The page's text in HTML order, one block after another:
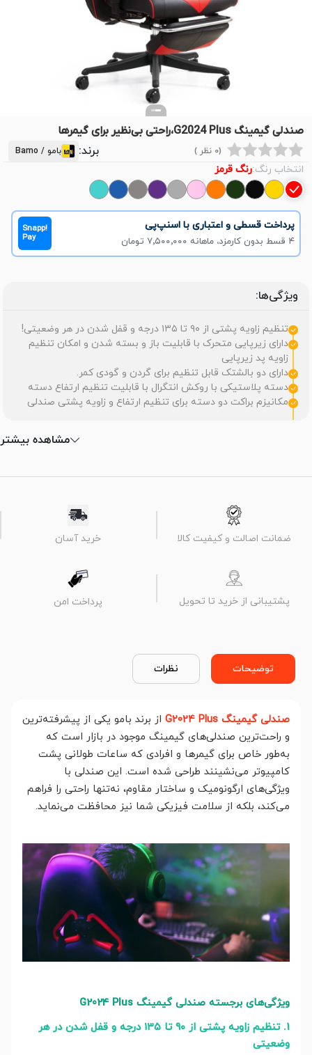
صندلی گیمینگ G2024 Plus،راحتی بی‌نظیر برای گیمرها
(0 نظر ) برند: بامو / Bamo
انتخاب رنگ:رنگ قرمز
پرداخت قسطی و اعتباری با اسنپ‌پی
۴ قسط بدون کارمزد، ماهانه ۷٬۵۰۰٬۰۰۰ تومان
Snapp!
Pay
ویژگی‌ها:
تنظیم زاویه پشتی از ۹۰ تا ۱۳۵ درجه و قفل شدن در هر وضعیتی!
دارای زیرپایی متحرک با قابلیت باز و بسته شدن و امکان تنظیم
زاویه پد زیرپایی
دارای دو بالشتک قابل تنظیم برای گردن و گودی کمر.
دسته پلاستیکی با روکش انتگرال با قابلیت تنظیم ارتفاع دسته
مکانیزم براکت دو دسته برای تنظیم ارتفاع و زاویه پشتی صندلی
مشاهده بیشتر
ضمانت اصالت و کیفیت کالا خرید آسان
پشتیبانی از خرید تا تحویل پرداخت امن
توضیحات نظرات
صندلی گیمینگ G2024 Plus
از برند بامو یکی از پیشرفته‌ترین
و راحت‌ترین صندلی‌های گیمینگ موجود در بازار است که
به‌طور خاص برای گیمرها و افرادی که ساعات طولانی پشت
کامپیوتر می‌نشینند طراحی شده است. این صندلی با
ویژگی‌های ارگونومیک و ساختار مقاوم، نه‌تنها راحتی را فراهم
می‌کند، بلکه از سلامت فیزیکی شما نیز محافظت می‌نماید.
ویژگی‌های برجسته صندلی گیمینگ G2024 Plus
1. تنظیم زاویه پشتی از ۹۰ تا ۱۳۵ درجه و قفل شدن در هر
وضعیتی